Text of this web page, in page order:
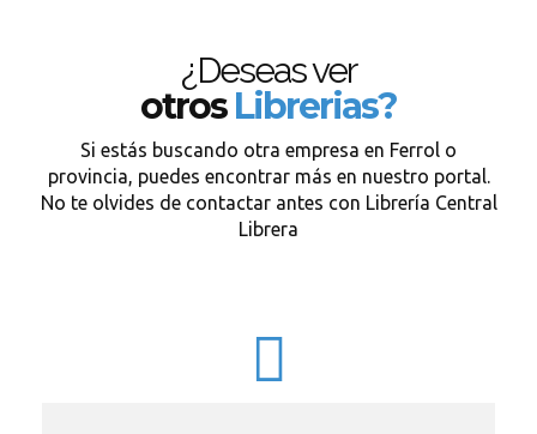
¿Deseas ver
otrosLibrerias?
Si estás buscando otra empresa en Ferrol o
provincia, puedes encontrar más en nuestro portal.
No te olvides de contactar antes con Librería Central
Librera